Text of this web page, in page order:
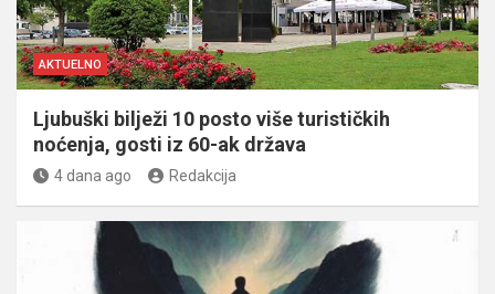
AKTUELNO
Ljubuški bilježi 10 posto više turističkih
noćenja, gosti iz 60-ak država
4 dana ago Redakcija